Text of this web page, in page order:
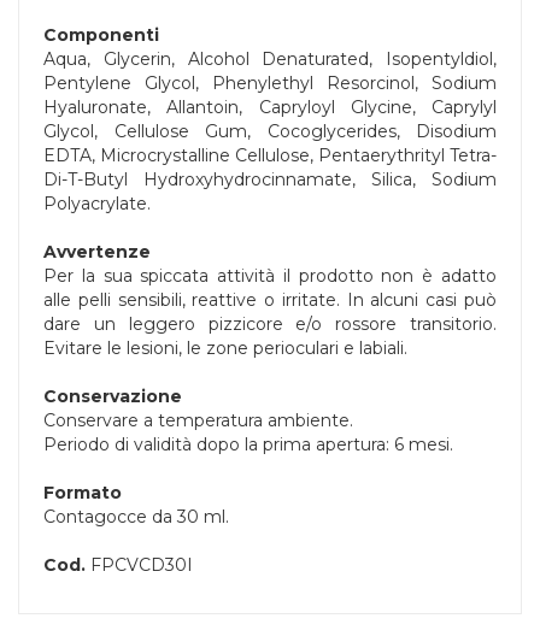
Componenti
Aqua, Glycerin, Alcohol Denaturated, Isopentyldiol,
Pentylene Glycol, Phenylethyl Resorcinol, Sodium
Hyaluronate, Allantoin, Capryloyl Glycine, Caprylyl
Glycol, Cellulose Gum, Cocoglycerides, Disodium
EDTA, Microcrystalline Cellulose, Pentaerythrityl Tetra-
Di-T-Butyl Hydroxyhydrocinnamate, Silica, Sodium
Polyacrylate.
Avvertenze
Per la sua spiccata attività il prodotto non è adatto
alle pelli sensibili, reattive o irritate. In alcuni casi può
dare un leggero pizzicore e/o rossore transitorio.
Evitare le lesioni, le zone perioculari e labiali.
Conservazione
Conservare a temperatura ambiente.
Periodo di validità dopo la prima apertura: 6 mesi.
Formato
Contagocce da 30 ml.
Cod. FPCVCD30I